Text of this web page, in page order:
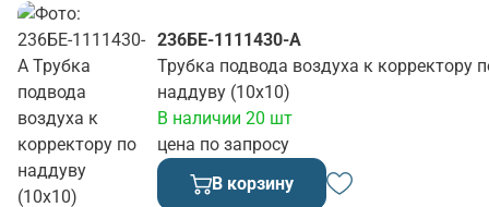
236БЕ-1111430-А
Трубка подвода воздуха к корректору
наддуву (10х10)
цена по запросу
В наличии 20 шт
В корзину